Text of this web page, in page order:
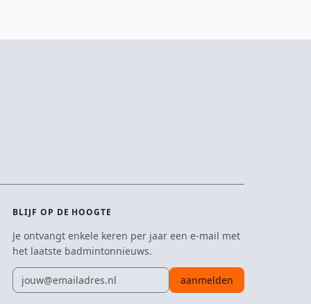
BLIJF OP DE HOOGTE
Je ontvangt enkele keren per jaar een e-mail met
het laatste badmintonnieuws.
E-mailadres
aanmelden